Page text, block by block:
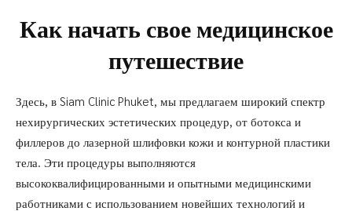
Как начать свое медицинское
путешествие
Здесь, в Siam Clinic Phuket, мы предлагаем широкий спектр
нехирургических эстетических процедур, от ботокса и
филлеров до лазерной шлифовки кожи и контурной пластики
тела. Эти процедуры выполняются
высококвалифицированными и опытными медицинскими
работниками с использованием новейших технологий и